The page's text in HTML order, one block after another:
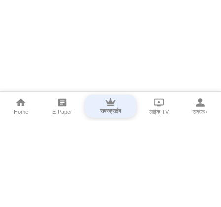
Home E-Paper सबस्क्राईब लाईव्ह TV सकाळ+